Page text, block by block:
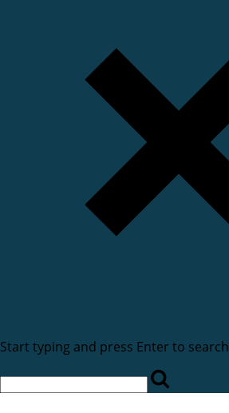
Start typing and press Enter to search